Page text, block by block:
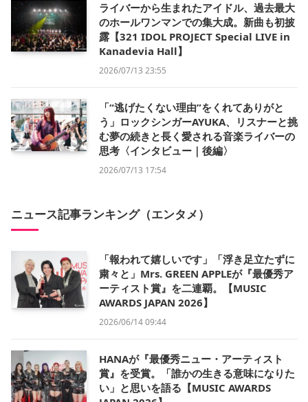
ライバーから生まれたアイドル、過去最大
のホールワンマンでの集大成。新曲も初披
露【321 IDOL PROJECT Special LIVE in
Kanadevia Hall】
2026/07/13 23:55
「“逃げたくない理由”をくれてありがと
う」ロックシンガーAYUKA、リスナーと挑
む夢の続きと長く愛される音楽ライバーの
思考〈インタビュー｜後編〉
2026/07/13 17:54
ニュース記事ランキング（エンタメ）
「報われて嬉しいです」「浮き足立たずに
粛々と」Mrs. GREEN APPLEが『最優秀ア
ーティスト賞』を二連覇。【MUSIC
AWARDS JAPAN 2026】
2026/06/14 09:44
HANAが『最優秀ニュー・アーティスト
賞』を受賞。「誰かの生きる意味になりた
い」と思いを語る【MUSIC AWARDS